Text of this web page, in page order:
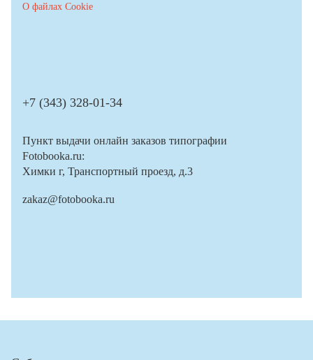
О файлах Cookie
+7 (343) 328-01-34
Пункт выдачи онлайн заказов типографии
Fotobooka.ru:
Химки г, Транспортный проезд, д.3
zakaz@fotobooka.ru